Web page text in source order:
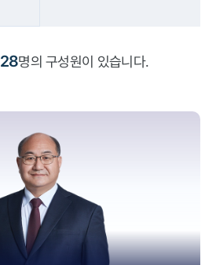
28명의 구성원이 있습니다.